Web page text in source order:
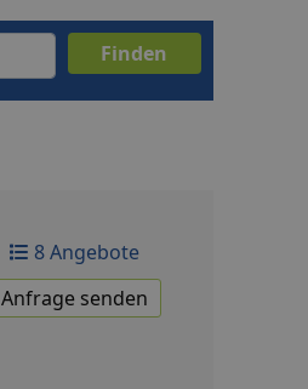
8 Angebote
Anfrage senden